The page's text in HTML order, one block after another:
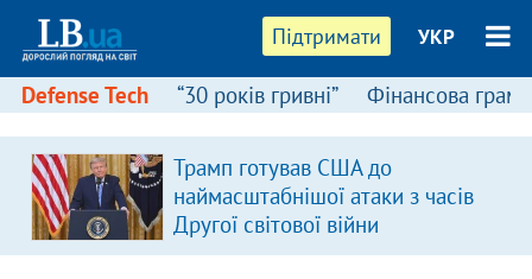
Підтримати УКР
Defense Tech “30 років гривні” Фінансова
Трамп готував США до
наймасштабнішої атаки з часів
Другої світової війни